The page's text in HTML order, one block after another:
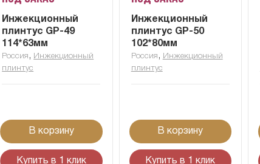
Инжекционный
плинтус GP-49
114*63мм
Россия , Инжекционный
плинтус
В корзину
Купить в 1 клик
Инжекционный
плинтус GP-50
102*80мм
Россия , Инжекционный
плинтус
В корзину
Купить в 1 клик